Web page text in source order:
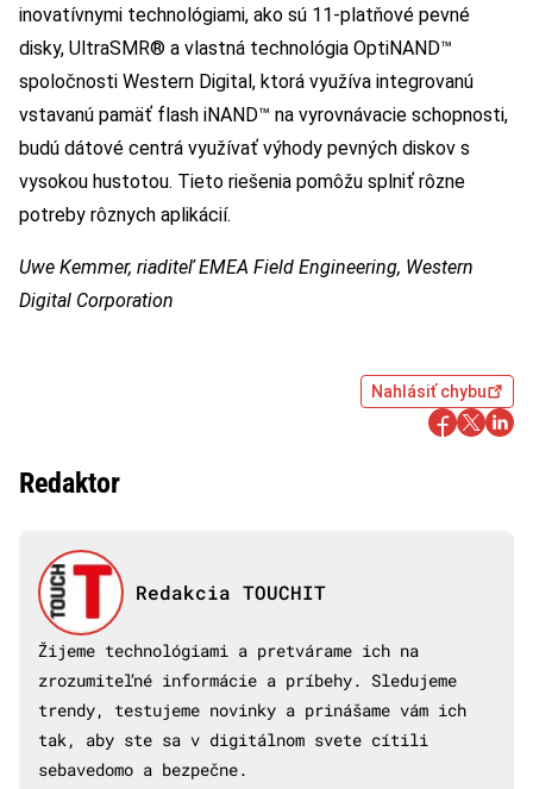
inovatívnymi technológiami, ako sú 11-platňové pevné
disky, UltraSMR® a vlastná technológia OptiNAND™
spoločnosti Western Digital, ktorá využíva integrovanú
vstavanú pamäť flash iNAND™ na vyrovnávacie schopnosti,
budú dátové centrá využívať výhody pevných diskov s
vysokou hustotou. Tieto riešenia pomôžu splniť rôzne
potreby rôznych aplikácií.
Uwe Kemmer, riaditeľ EMEA Field Engineering, Western
Digital Corporation
Nahlásiť chybu
Redaktor
Redakcia TOUCHIT
Žijeme technológiami a pretvárame ich na
zrozumiteľné informácie a príbehy. Sledujeme
trendy, testujeme novinky a prinášame vám ich
tak, aby ste sa v digitálnom svete cítili
sebavedomo a bezpečne.